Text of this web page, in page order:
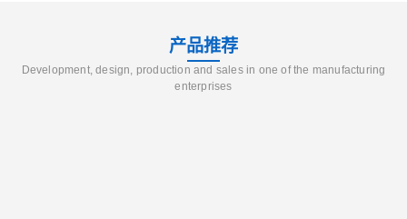
产品推荐
Development, design, production and sales in one of the manufacturing
enterprises